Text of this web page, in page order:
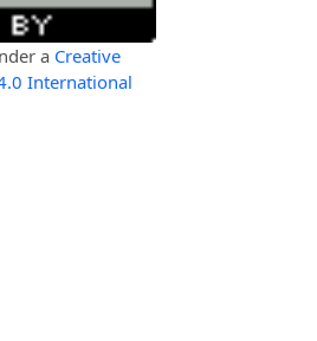
a Creative
International